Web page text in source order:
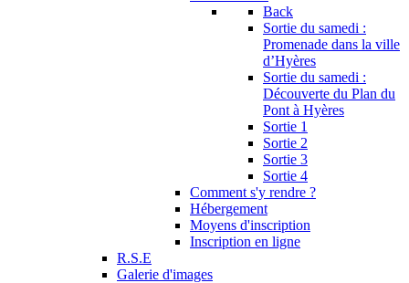
Back
Sortie du samedi :
Promenade dans la ville
d’Hyères
Sortie du samedi :
Découverte du Plan du
Pont à Hyères
Sortie 1
Sortie 2
Sortie 3
Sortie 4
Comment s'y rendre ?
Hébergement
Moyens d'inscription
Inscription en ligne
R.S.E
Galerie d'images